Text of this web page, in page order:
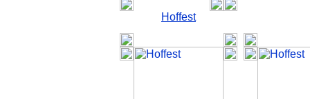
Hoffest